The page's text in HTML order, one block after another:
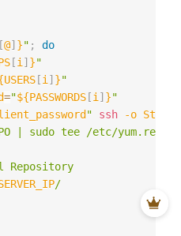
[@] }" ;
do
[i] }"
[i] }"
="${PASSWORDS [i] }"
" ssh -o
| sudo tee /etc/
Repository
/